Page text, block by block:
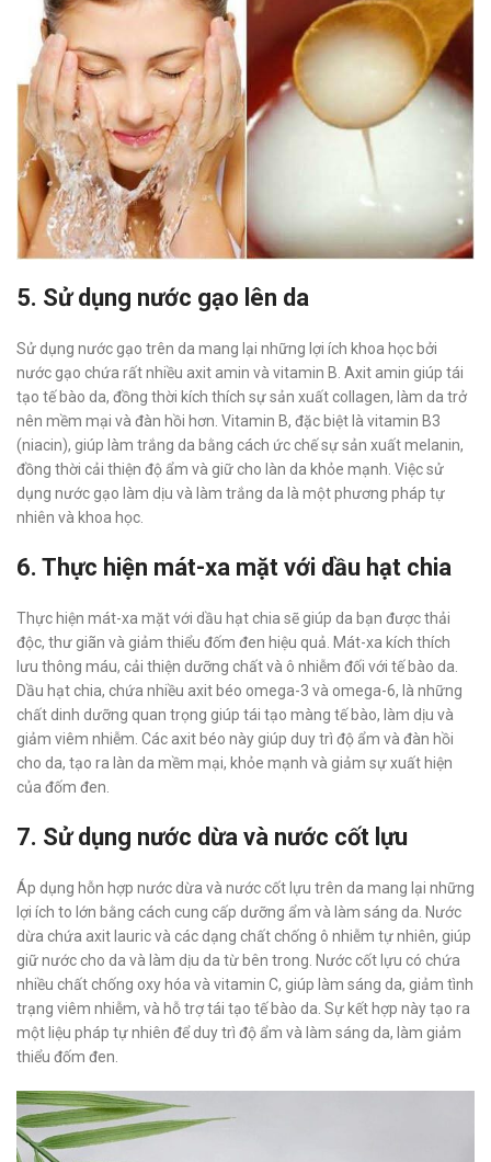
5. Sử dụng nước gạo lên da
Sử dụng nước gạo trên da mang lại những lợi ích khoa học bởi
nước gạo chứa rất nhiều axit amin và vitamin B. Axit amin giúp tái
tạo tế bào da, đồng thời kích thích sự sản xuất collagen, làm da trở
nên mềm mại và đàn hồi hơn. Vitamin B, đặc biệt là vitamin B3
(niacin), giúp làm trắng da bằng cách ức chế sự sản xuất melanin,
đồng thời cải thiện độ ẩm và giữ cho làn da khỏe mạnh. Việc sử
dụng nước gạo làm dịu và làm trắng da là một phương pháp tự
nhiên và khoa học.
6. Thực hiện mát-xa mặt với dầu hạt chia
Thực hiện mát-xa mặt với dầu hạt chia sẽ giúp da bạn được thải
độc, thư giãn và giảm thiểu đốm đen hiệu quả. Mát-xa kích thích
lưu thông máu, cải thiện dưỡng chất và ô nhiễm đối với tế bào da.
Dầu hạt chia, chứa nhiều axit béo omega-3 và omega-6, là những
chất dinh dưỡng quan trọng giúp tái tạo màng tế bào, làm dịu và
giảm viêm nhiễm. Các axit béo này giúp duy trì độ ẩm và đàn hồi
cho da, tạo ra làn da mềm mại, khỏe mạnh và giảm sự xuất hiện
của đốm đen.
7. Sử dụng nước dừa và nước cốt lựu
Áp dụng hỗn hợp nước dừa và nước cốt lựu trên da mang lại những
lợi ích to lớn bằng cách cung cấp dưỡng ẩm và làm sáng da. Nước
dừa chứa axit lauric và các dạng chất chống ô nhiễm tự nhiên, giúp
giữ nước cho da và làm dịu da từ bên trong. Nước cốt lựu có chứa
nhiều chất chống oxy hóa và vitamin C, giúp làm sáng da, giảm tình
trạng viêm nhiễm, và hỗ trợ tái tạo tế bào da. Sự kết hợp này tạo ra
một liệu pháp tự nhiên để duy trì độ ẩm và làm sáng da, làm giảm
thiểu đốm đen.